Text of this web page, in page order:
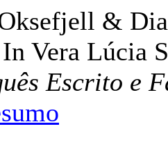
&
Vera Lúcia
Escrito e